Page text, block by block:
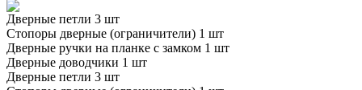
Дверные петли 3 шт
Стопоры дверные (ограничители) 1 шт
Дверные ручки на планке с замком 1 шт
Дверные доводчики 1 шт
Дверные петли 3 шт